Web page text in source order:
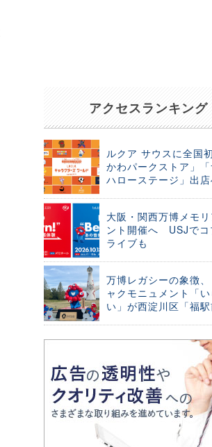
アクセスランキング
ルクア サウスに全国
かわパークストア」
ハローステージ」出
大阪・関西万博メモ
ント開催へ USJでコ
ライブも
万博レガシーの象徴、
ャクモニュメント「
い」が西淀川区「福